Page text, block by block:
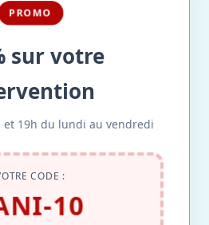
PROMO
sur votre
et 19h du lundi au vendredi
CODE :
10